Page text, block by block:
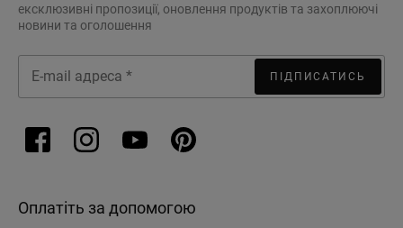
ексклюзивні пропозиції, оновлення продуктів та захоплюючі
новини та оголошення
ПІДПИСАТИСЬ
Оплатіть за допомогою